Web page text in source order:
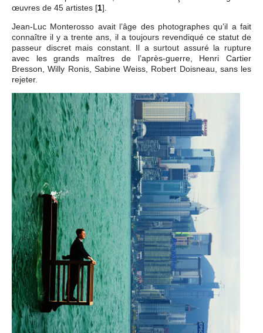
œuvres de 45 artistes [1]
Jean-Luc Monterosso avait l’âge des photographes qu’il a fait
connaître il y a trente ans, il a toujours revendiqué ce statut de
passeur discret mais constant. Il a surtout assuré la rupture
avec les grands maîtres de l’après-guerre, Henri Cartier
Bresson, Willy Ronis, Sabine Weiss, Robert Doisneau, sans les
rejeter.